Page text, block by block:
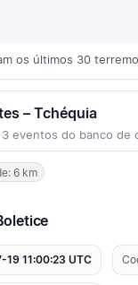
os últimos 30
– Tchéquia
eventos do banco de
6 km
19 11:00:23 UTC